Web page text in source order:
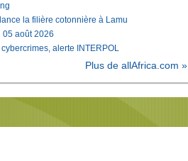
la filière cotonnière à Lamu
05 août 2026
alerte INTERPOL
Plus de allAfrica.com »